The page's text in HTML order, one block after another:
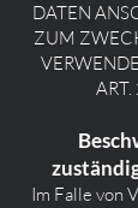
DATEN
ZUM
ART.
Im Falle von